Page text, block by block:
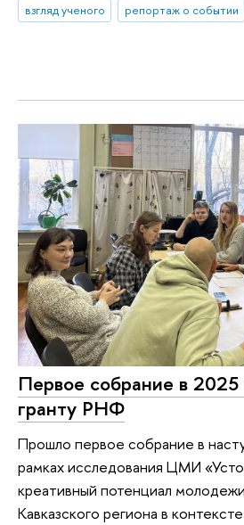
взгляд ученого
репортаж о событии
Первое собрание в 2025
гранту РНФ
Прошло первое собрание в
рамках исследования ЦМИ
креативный потенциал
Кавказского региона в